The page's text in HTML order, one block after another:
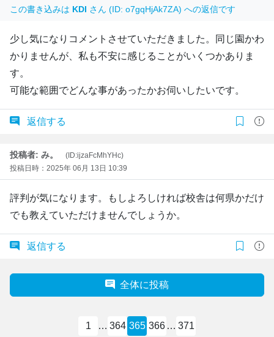
この書き込みは KDI さん (ID: o7gqHjAk7ZA) への返信です
少し気になりコメントさせていただきました。同じ園かわ
かりませんが、私も不安に感じることがいくつかありま
す。
可能な範囲でどんな事があったかお伺いしたいです。
返信する
投稿者: み。
(ID:ijzaFcMhYHc)
投稿日時：2025年 06月 13日 10:39
評判が気になります。もしよろしければ校舎は何県かだけ
でも教えていただけませんでしょうか。
返信する
全体に投稿
1 … 364 365 366 … 371